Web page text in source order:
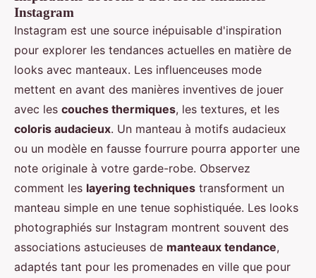
Instagram
Instagram est une source inépuisable d'inspiration
pour explorer les tendances actuelles en matière de
looks avec manteaux. Les influenceuses mode
mettent en avant des manières inventives de jouer
avec les couches thermiques, les textures, et les
coloris audacieux. Un manteau à motifs audacieux
ou un modèle en fausse fourrure pourra apporter une
note originale à votre garde-robe. Observez
comment les layering techniques transforment un
manteau simple en une tenue sophistiquée. Les looks
photographiés sur Instagram montrent souvent des
associations astucieuses de manteaux tendance,
adaptés tant pour les promenades en ville que pour